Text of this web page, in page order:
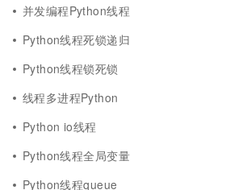
并发编程Python线程
Python线程死锁递归
Python线程锁死锁
线程多进程Python
Python io线程
Python线程全局变量
Python线程queue